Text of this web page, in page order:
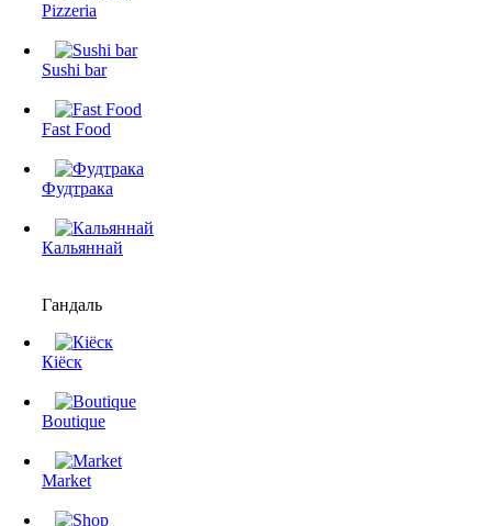
Pizzeria
Sushi bar
Fast Food
Фудтрака
Кальяннай
Гандаль
Кіёск
Boutique
Market